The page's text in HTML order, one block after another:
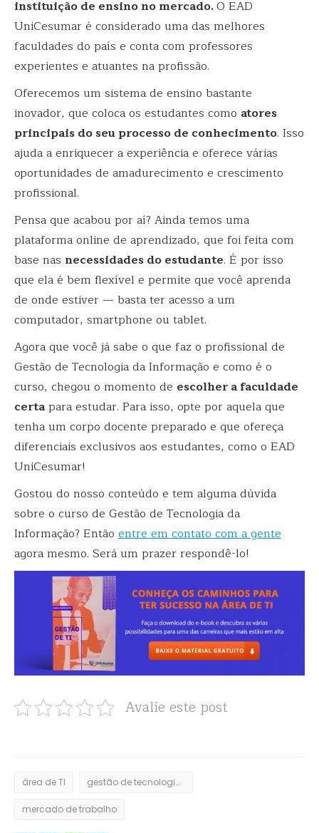
instituição de ensino no mercado.O EAD
UniCesumar é considerado uma das melhores
faculdades do país e conta com professores
experientes e atuantes na profissão.
Oferecemos um sistema de ensino bastante
inovador, que coloca os estudantes como atores
principais do seu processo de conhecimento. Isso
ajuda a enriquecer a experiência e oferece várias
oportunidades de amadurecimento e crescimento
profissional.
Pensa que acabou por aí? Ainda temos uma
plataforma online de aprendizado, que foi feita com
base nas necessidades do estudante. É por isso
que ela é bem flexível e permite que você aprenda
de onde estiver — basta ter acesso a um
computador, smartphone ou tablet.
Agora que você já sabe o que faz o profissional de
Gestão de Tecnologia da Informação e como é o
curso, chegou o momento de escolher a faculdade
certapara estudar. Para isso, opte por aquela que
tenha um corpo docente preparado e que ofereça
diferenciais exclusivos aos estudantes, como o EAD
UniCesumar!
Gostou do nosso conteúdo e tem alguma dúvida
sobre o curso de Gestão de Tecnologia da
Informação? Então entre em contato com a gente
agora mesmo. Será um prazer respondê-lo!
Avalie este post
área de TI gestão de tecnologia da informação
mercado de trabalho